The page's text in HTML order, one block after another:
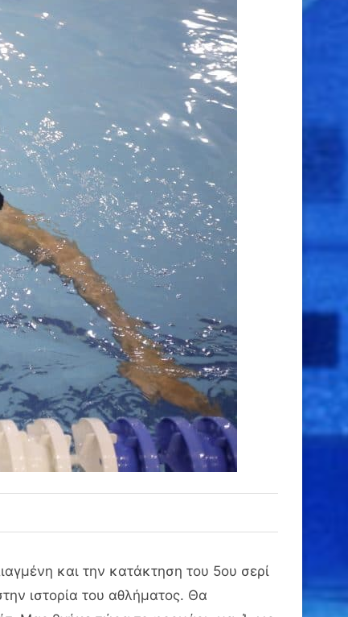
και την κατάκτηση του 5ου σερί
ιστορία του αθλήματος. Θα